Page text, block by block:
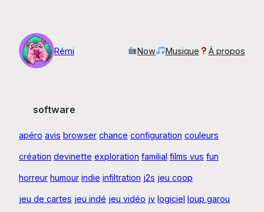
contenu
Rémi
Now Musique À propos
software
apéro avis browser chance configuration couleurs
création devinette exploration familial films vus fun
horreur humour indie infiltration j2s jeu coop
jeu de cartes jeu indé jeu vidéo jv logiciel loup garou